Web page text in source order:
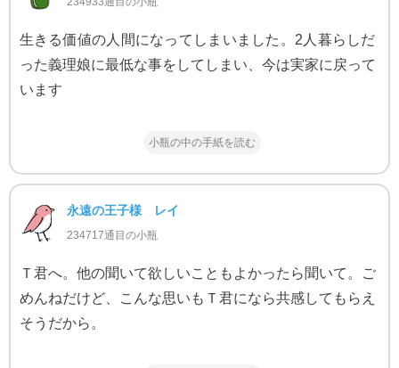
生きる価値の人間になってしまいました。2人暮らしだ
った義理娘に最低な事をしてしまい、今は実家に戻って
います
小瓶の中の手紙を読む
永遠の王子様 レイ
234717通目の小瓶
Ｔ君へ。他の聞いて欲しいこともよかったら聞いて。ご
めんねだけど、こんな思いもＴ君になら共感してもらえ
そうだから。